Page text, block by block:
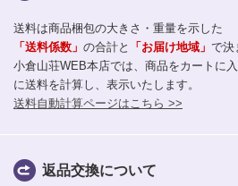
送料は商品梱包の大きさ・重量を示した
「送料係数」 の合計と 「お届け地域」 で決
小倉山荘WEB本店では、商品をカートに
に送料を計算し、表示いたします。
送料自動計算ページはこちら >>
返品交換について